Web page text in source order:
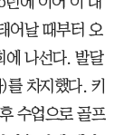
어날 때부터 오
에 나선다. 발달
차지했다. 키
수업으로 골프